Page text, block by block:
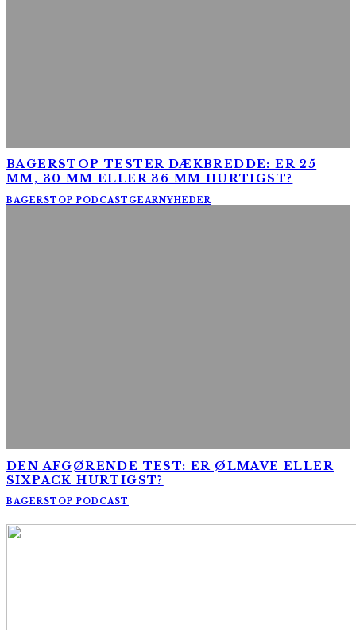
BAGERSTOP TESTER DÆKBREDDE: ER 25
MM, 30 MM ELLER 36 MM HURTIGST?
BAGERSTOP PODCAST GEARNYHEDER
DEN AFGØRENDE TEST: ER ØLMAVE ELLER
SIXPACK HURTIGST?
BAGERSTOP PODCAST